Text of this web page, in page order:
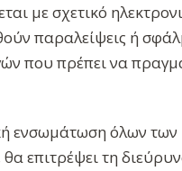
με σχετικό
παραλείψεις ή
που πρέπει να
ενσωμάτωση όλων
θα επιτρέψει τη